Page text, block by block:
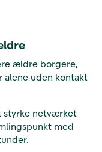
ældre borgere,
uden kontakt
styrke netværket
med